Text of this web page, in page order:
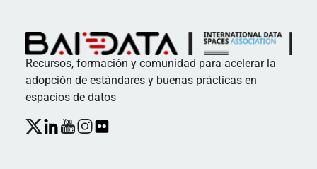
Recursos, formación y comunidad para acelerar la
adopción de estándares y buenas prácticas en
espacios de datos